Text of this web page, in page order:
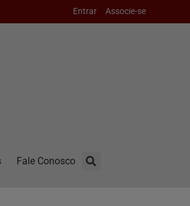
Entrar Associe-se
Fale Conosco